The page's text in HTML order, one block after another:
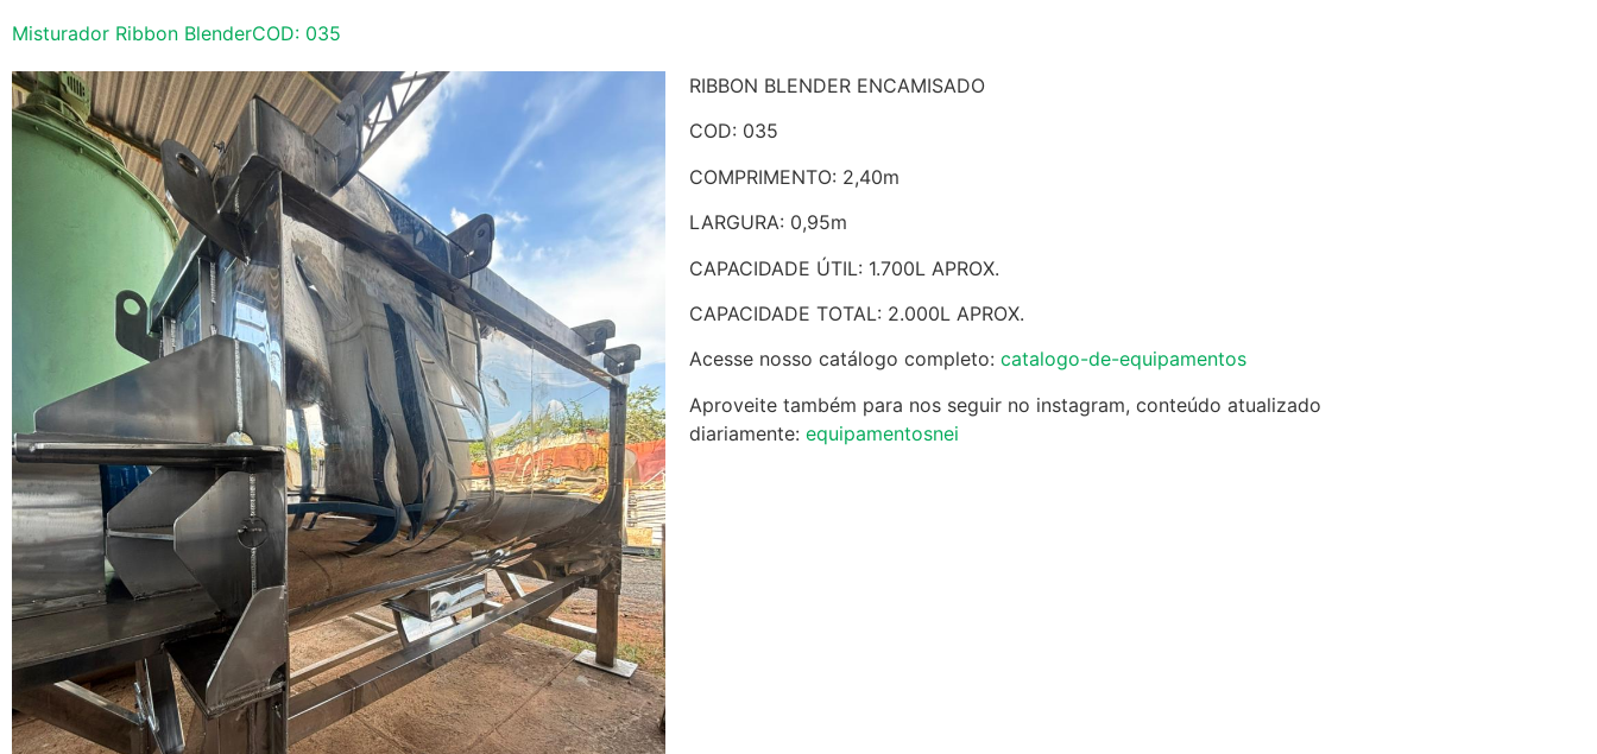
Misturador Ribbon BlenderCOD: 035
RIBBON BLENDER ENCAMISADO
COD: 035
COMPRIMENTO: 2,40m
LARGURA: 0,95m
CAPACIDADE ÚTIL: 1.700L APROX.
CAPACIDADE TOTAL: 2.000L APROX.
Acesse nosso catálogo completo: catalogo-de-equipamentos
Aproveite também para nos seguir no instagram, conteúdo atualizado
diariamente: equipamentosnei